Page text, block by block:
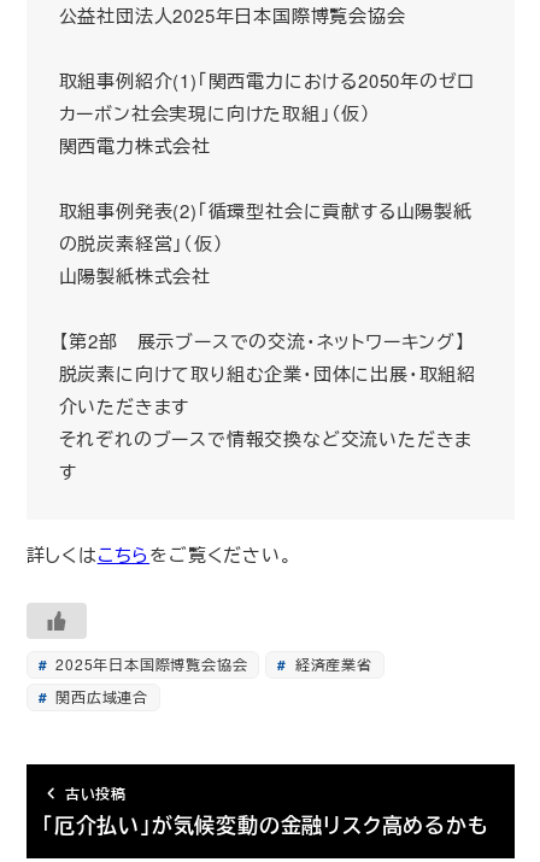
公益社団法人2025年日本国際博覧会協会
取組事例紹介(1)「関西電力における2050年のゼロ
カーボン社会実現に向けた取組」（仮）
関西電力株式会社
取組事例発表(2)「循環型社会に貢献する山陽製紙
の脱炭素経営」（仮）
山陽製紙株式会社
【第2部 展示ブースでの交流・ネットワーキング】
脱炭素に向けて取り組む企業・団体に出展・取組紹
介いただきます
それぞれのブースで情報交換など交流いただきま
す
詳しくはこちらをご覧ください。
2025年日本国際博覧会協会
経済産業省
関西広域連合
古い投稿
「厄介払い」が気候変動の金融リスク高めるかも